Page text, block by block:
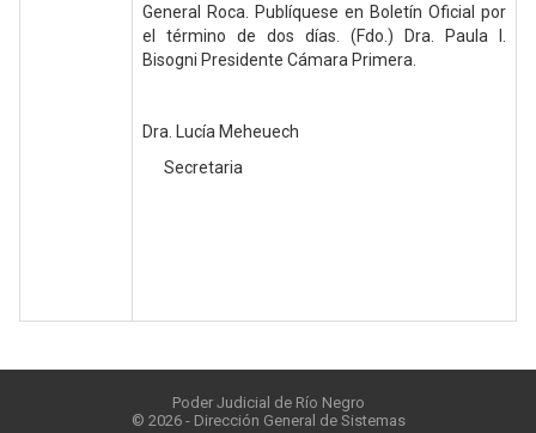
General Roca. Publíquese en Boletín Oficial por
el término de dos días. (Fdo.) Dra. Paula I.
Bisogni Presidente Cámara Primera.
Dra. Lucía Meheuech
Secretaria